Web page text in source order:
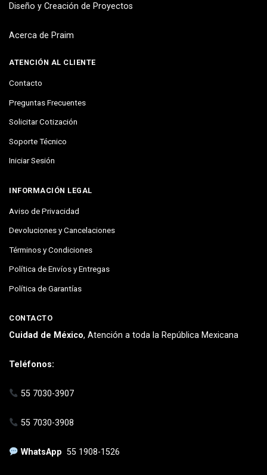
Diseño y Creación de Proyectos
Acerca de Praim
ATENCIÓN AL CLIENTE
Contacto
Preguntas Frecuentes
Solicitar Cotización
Soporte Técnico
Iniciar Sesión
INFORMACIÓN LEGAL
Aviso de Privacidad
Devoluciones y Cancelaciones
Términos y Condiciones
Política de Envíos y Entregas
Política de Garantías
CONTACTO
Cuidad de México, Atención a toda la República Mexicana
Teléfonos:
55 7030-3907
55 7030-3908
WhatsApp55 1908-1526